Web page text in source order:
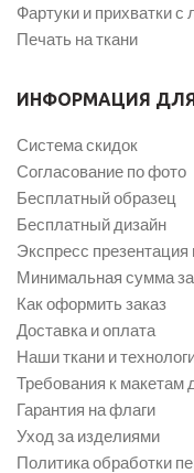
Фартуки и прихватки с
Печать на ткани
ИНФОРМАЦИЯ
Система скидок
Согласование по фото
Бесплатный образец
Бесплатный дизайн
Экспресс
Минимальная сумма
Как оформить заказ
Доставка и оплата
Наши ткани и
Требования к макетам
Гарантия на флаги
Уход за изделиями
Политика обработки